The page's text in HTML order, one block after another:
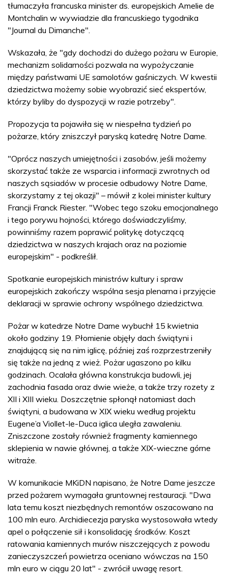
tłumaczyła francuska minister ds. europejskich Amelie de
Montchalin w wywiadzie dla francuskiego tygodnika
"Journal du Dimanche".
Wskazała, że "gdy dochodzi do dużego pożaru w Europie,
mechanizm solidarności pozwala na wypożyczanie
między państwami UE samolotów gaśniczych. W kwestii
dziedzictwa możemy sobie wyobrazić sieć ekspertów,
którzy byliby do dyspozycji w razie potrzeby".
Propozycja ta pojawiła się w niespełna tydzień po
pożarze, który zniszczył paryską katedrę Notre Dame.
"Oprócz naszych umiejętności i zasobów, jeśli możemy
skorzystać także ze wsparcia i informacji zwrotnych od
naszych sąsiadów w procesie odbudowy Notre Dame,
skorzystamy z tej okazji" – mówił z kolei minister kultury
Francji Franck Riester. "Wobec tego szoku emocjonalnego
i tego porywu hojności, którego doświadczyliśmy,
powinniśmy razem poprawić politykę dotyczącą
dziedzictwa w naszych krajach oraz na poziomie
europejskim" - podkreślił.
Spotkanie europejskich ministrów kultury i spraw
europejskich zakończy wspólna sesja plenarna i przyjęcie
deklaracji w sprawie ochrony wspólnego dziedzictwa.
Pożar w katedrze Notre Dame wybuchł 15 kwietnia
około godziny 19. Płomienie objęły dach świątyni i
znajdującą się na nim iglicę, później zaś rozprzestrzeniły
się także na jedną z wież. Pożar ugaszono po kilku
godzinach. Ocalała główna konstrukcja budowli, jej
zachodnia fasada oraz dwie wieże, a także trzy rozety z
XII i XIII wieku. Doszczętnie spłonął natomiast dach
świątyni, a budowana w XIX wieku według projektu
Eugene’a Viollet-le-Duca iglica uległa zawaleniu.
Zniszczone zostały również fragmenty kamiennego
sklepienia w nawie głównej, a także XIX-wieczne górne
witraże.
W komunikacie MKiDN napisano, że Notre Dame jeszcze
przed pożarem wymagała gruntownej restauracji. "Dwa
lata temu koszt niezbędnych remontów oszacowano na
100 mln euro. Archidiecezja paryska wystosowała wtedy
apel o połączenie sił i konsolidację środków. Koszt
ratowania kamiennych murów niszczejących z powodu
zanieczyszczeń powietrza oceniano wówczas na 150
mln euro w ciągu 20 lat" - zwrócił uwagę resort.